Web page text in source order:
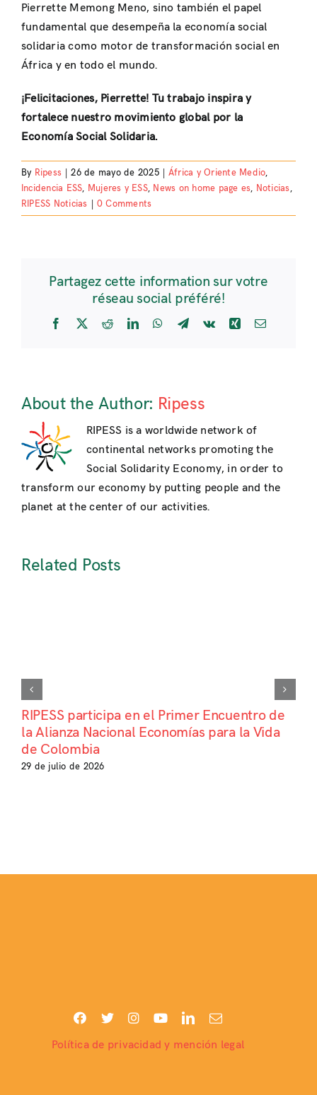
Pierrette Memong Meno, sino también el papel
fundamental que desempeña la economía social
solidaria como motor de transformación social en
África y en todo el mundo.
¡Felicitaciones, Pierrette! Tu trabajo inspira y
fortalece nuestro movimiento global por la
Economía Social Solidaria.
By Ripess 26 de mayo de 2025 África y Oriente Medio,
Incidencia ESS, Mujeres y ESS, News on home page es, Noticias,
RIPESS Noticias
0 Comments
Partagez cette information sur votre
réseau social préféré!
Facebook
X RedditLinkedInWhatsApp
Telegram
Vk Xing Email
About the Author: Ripess
RIPESS is a worldwide network of
continental networks promoting the
Social Solidarity Economy, in order to
transform our economy by putting people and the
planet at the center of our activities.
Related Posts
RIPESS participa en el Primer Encuentro de
la Alianza Nacional Economías para la Vida
de Colombia
29 de julio de 2026
Política de privacidad y mención legal